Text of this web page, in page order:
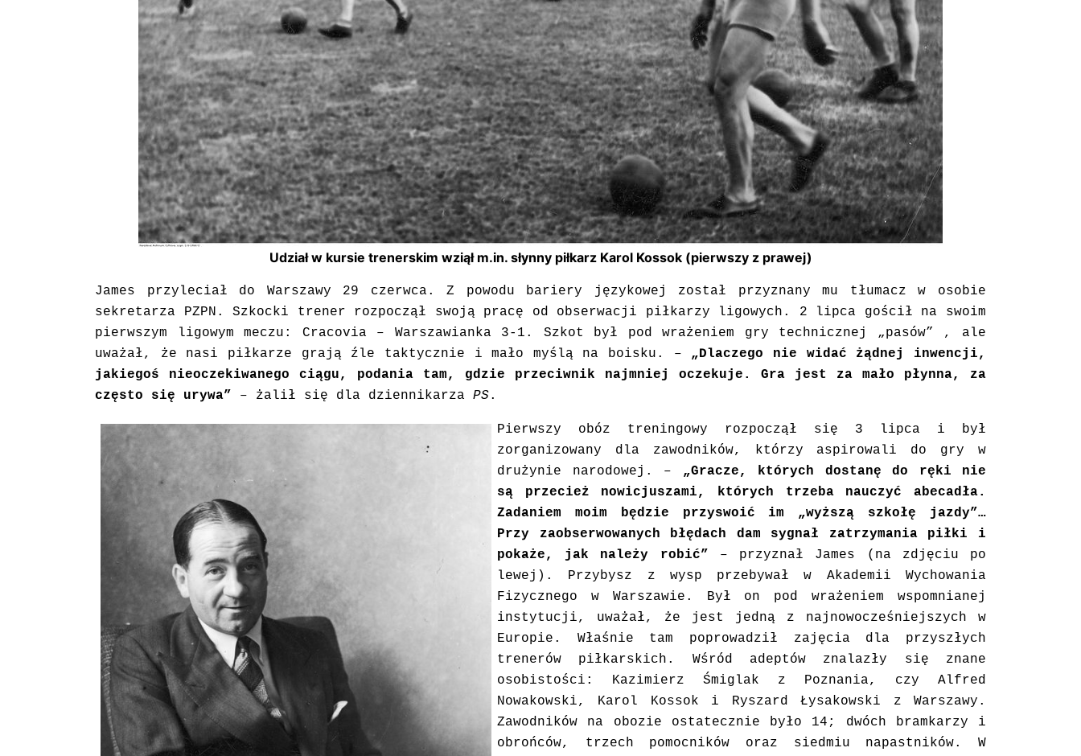
Udział w kursie trenerskim wziął m.in. słynny piłkarz Karol Kossok (pierwszy z prawej)
James przyleciał do Warszawy 29 czerwca. Z powodu bariery językowej został przyznany mu tłumacz w osobie
sekretarza PZPN. Szkocki trener rozpoczął swoją pracę od obserwacji piłkarzy ligowych. 2 lipca gościł na swoim
pierwszym ligowym meczu: Cracovia – Warszawianka 3-1. Szkot był pod wrażeniem gry technicznej „pasów” , ale
uważał, że nasi piłkarze grają źle taktycznie i mało myślą na boisku. – „Dlaczego nie widać żądnej inwencji,
jakiegoś nieoczekiwanego ciągu, podania tam, gdzie przeciwnik najmniej oczekuje. Gra jest za mało płynna, za
często się urywa” – żalił się dla dziennikarza PS.
Pierwszy obóz treningowy rozpoczął się 3 lipca i był
zorganizowany dla zawodników, którzy aspirowali do gry w
drużynie narodowej. – „Gracze, których dostanę do ręki nie
są przecież nowicjuszami, których trzeba nauczyć abecadła.
Zadaniem moim będzie przyswoić im „wyższą szkołę jazdy”…
Przy zaobserwowanych błędach dam sygnał zatrzymania piłki i
pokaże, jak należy robić” – przyznał James (na zdjęciu po
lewej). Przybysz z wysp przebywał w Akademii Wychowania
Fizycznego w Warszawie. Był on pod wrażeniem wspomnianej
instytucji, uważał, że jest jedną z najnowocześniejszych w
Europie. Właśnie tam poprowadził zajęcia dla przyszłych
trenerów piłkarskich. Wśród adeptów znalazły się znane
osobistości: Kazimierz Śmiglak z Poznania, czy Alfred
Nowakowski, Karol Kossok i Ryszard Łysakowski z Warszawy.
Zawodników na obozie ostatecznie było 14; dwóch bramkarzy i
obrońców, trzech pomocników oraz siedmiu napastników. W